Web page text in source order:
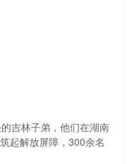
吉林子弟，他们在湖南
起解放屏障，300余名